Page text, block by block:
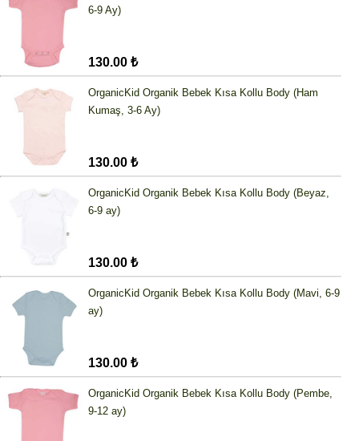
6-9 Ay)
130.00 ₺
OrganicKid Organik Bebek Kısa Kollu Body (Ham
Kumaş, 3-6 Ay)
130.00 ₺
OrganicKid Organik Bebek Kısa Kollu Body (Beyaz,
6-9 ay)
130.00 ₺
OrganicKid Organik Bebek Kısa Kollu Body (Mavi, 6-9
ay)
130.00 ₺
OrganicKid Organik Bebek Kısa Kollu Body (Pembe,
9-12 ay)